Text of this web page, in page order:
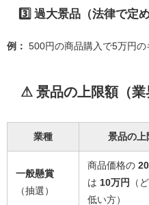
3️⃣ 過大景品（法律で定
例： 500円の商品購入で5万円
⚠ 景品の上限額（業
業種 景品の上
一般懸賞
（抽選）
商品価格の
は 10万円
（
低い方）